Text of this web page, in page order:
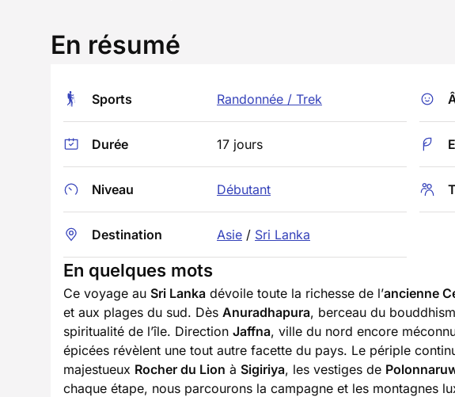
En résumé
Sports Randonnée / Trek
Durée 17 jours
Niveau Débutant
Destination Asie / Sri Lanka
En quelques mots
Ce voyage au Sri Lanka dévoile toute la richesse de l’ancienne
et aux plages du sud. Dès Anuradhapura, berceau du
spiritualité de l’île. Direction Jaffna, ville du nord encore
épicées révèlent une tout autre facette du pays. Le périple
majestueux Rocher du Lion à Sigiriya, les vestiges de
chaque étape, nous parcourons la campagne et les montagnes